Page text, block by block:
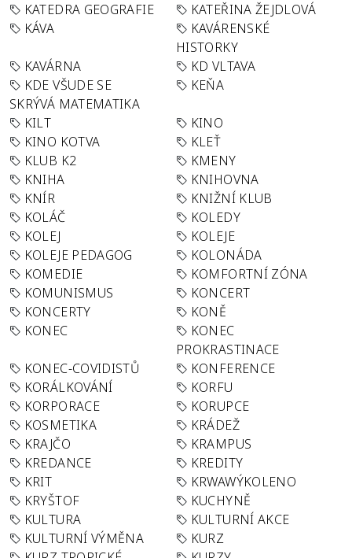
KATEDRA GEOGRAFIE
KATEŘINA ŽEJDLOVÁ
KÁVA
KAVÁRENSKÉ
HISTORKY
KAVÁRNA
KD VLTAVA
KDE VŠUDE SE
SKRÝVÁ MATEMATIKA
KEŇA
KILT
KINO
KINO KOTVA
KLEŤ
KLUB K2
KMENY
KNIHA
KNIHOVNA
KNÍR
KNIŽNÍ KLUB
KOLÁČ
KOLEDY
KOLEJ
KOLEJE
KOLEJE PEDAGOG
KOLONÁDA
KOMEDIE
KOMFORTNÍ ZÓNA
KOMUNISMUS
KONCERT
KONCERTY
KONĚ
KONEC
KONEC
PROKRASTINACE
KONEC-COVIDISTŮ
KONFERENCE
KORÁLKOVÁNÍ
KORFU
KORPORACE
KORUPCE
KOSMETIKA
KRÁDEŽ
KRAJČO
KRAMPUS
KREDANCE
KREDITY
KRIT
KRWAWÝKOLENO
KRYŠTOF
KUCHYNĚ
KULTURA
KULTURNÍ AKCE
KULTURNÍ VÝMĚNA
KURZ